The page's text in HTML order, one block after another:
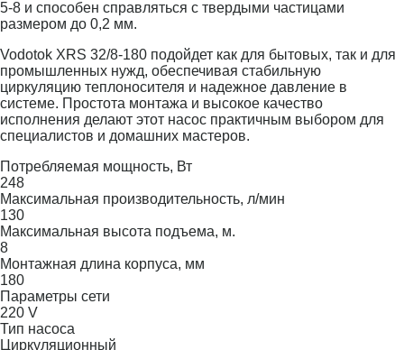
5-8 и способен справляться с твердыми частицами
размером до 0,2 мм.
Vodotok XRS 32/8-180 подойдет как для бытовых, так и для
промышленных нужд, обеспечивая стабильную
циркуляцию теплоносителя и надежное давление в
системе. Простота монтажа и высокое качество
исполнения делают этот насос практичным выбором для
специалистов и домашних мастеров.
Потребляемая мощность, Вт
248
Максимальная производительность, л/мин
130
Максимальная высота подъема, м.
8
Монтажная длина корпуса, мм
180
Параметры сети
220 V
Тип насоса
Циркуляционный